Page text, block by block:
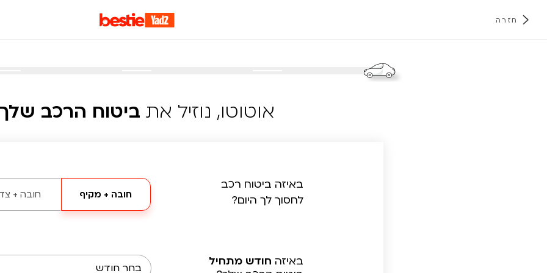
חזרה
אוטוטו, נוזיל את ביטוח הרכב
באיזה ביטוח רכב
לחסוך לך היום?
חובה + מקיף חובה +
באיזה חודש מתחיל